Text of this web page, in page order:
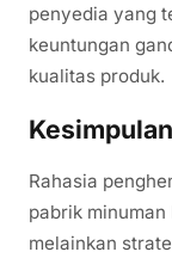
penyedia yang
keuntungan
kualitas produk.
Kesimpulan
Rahasia
pabrik
melainkan